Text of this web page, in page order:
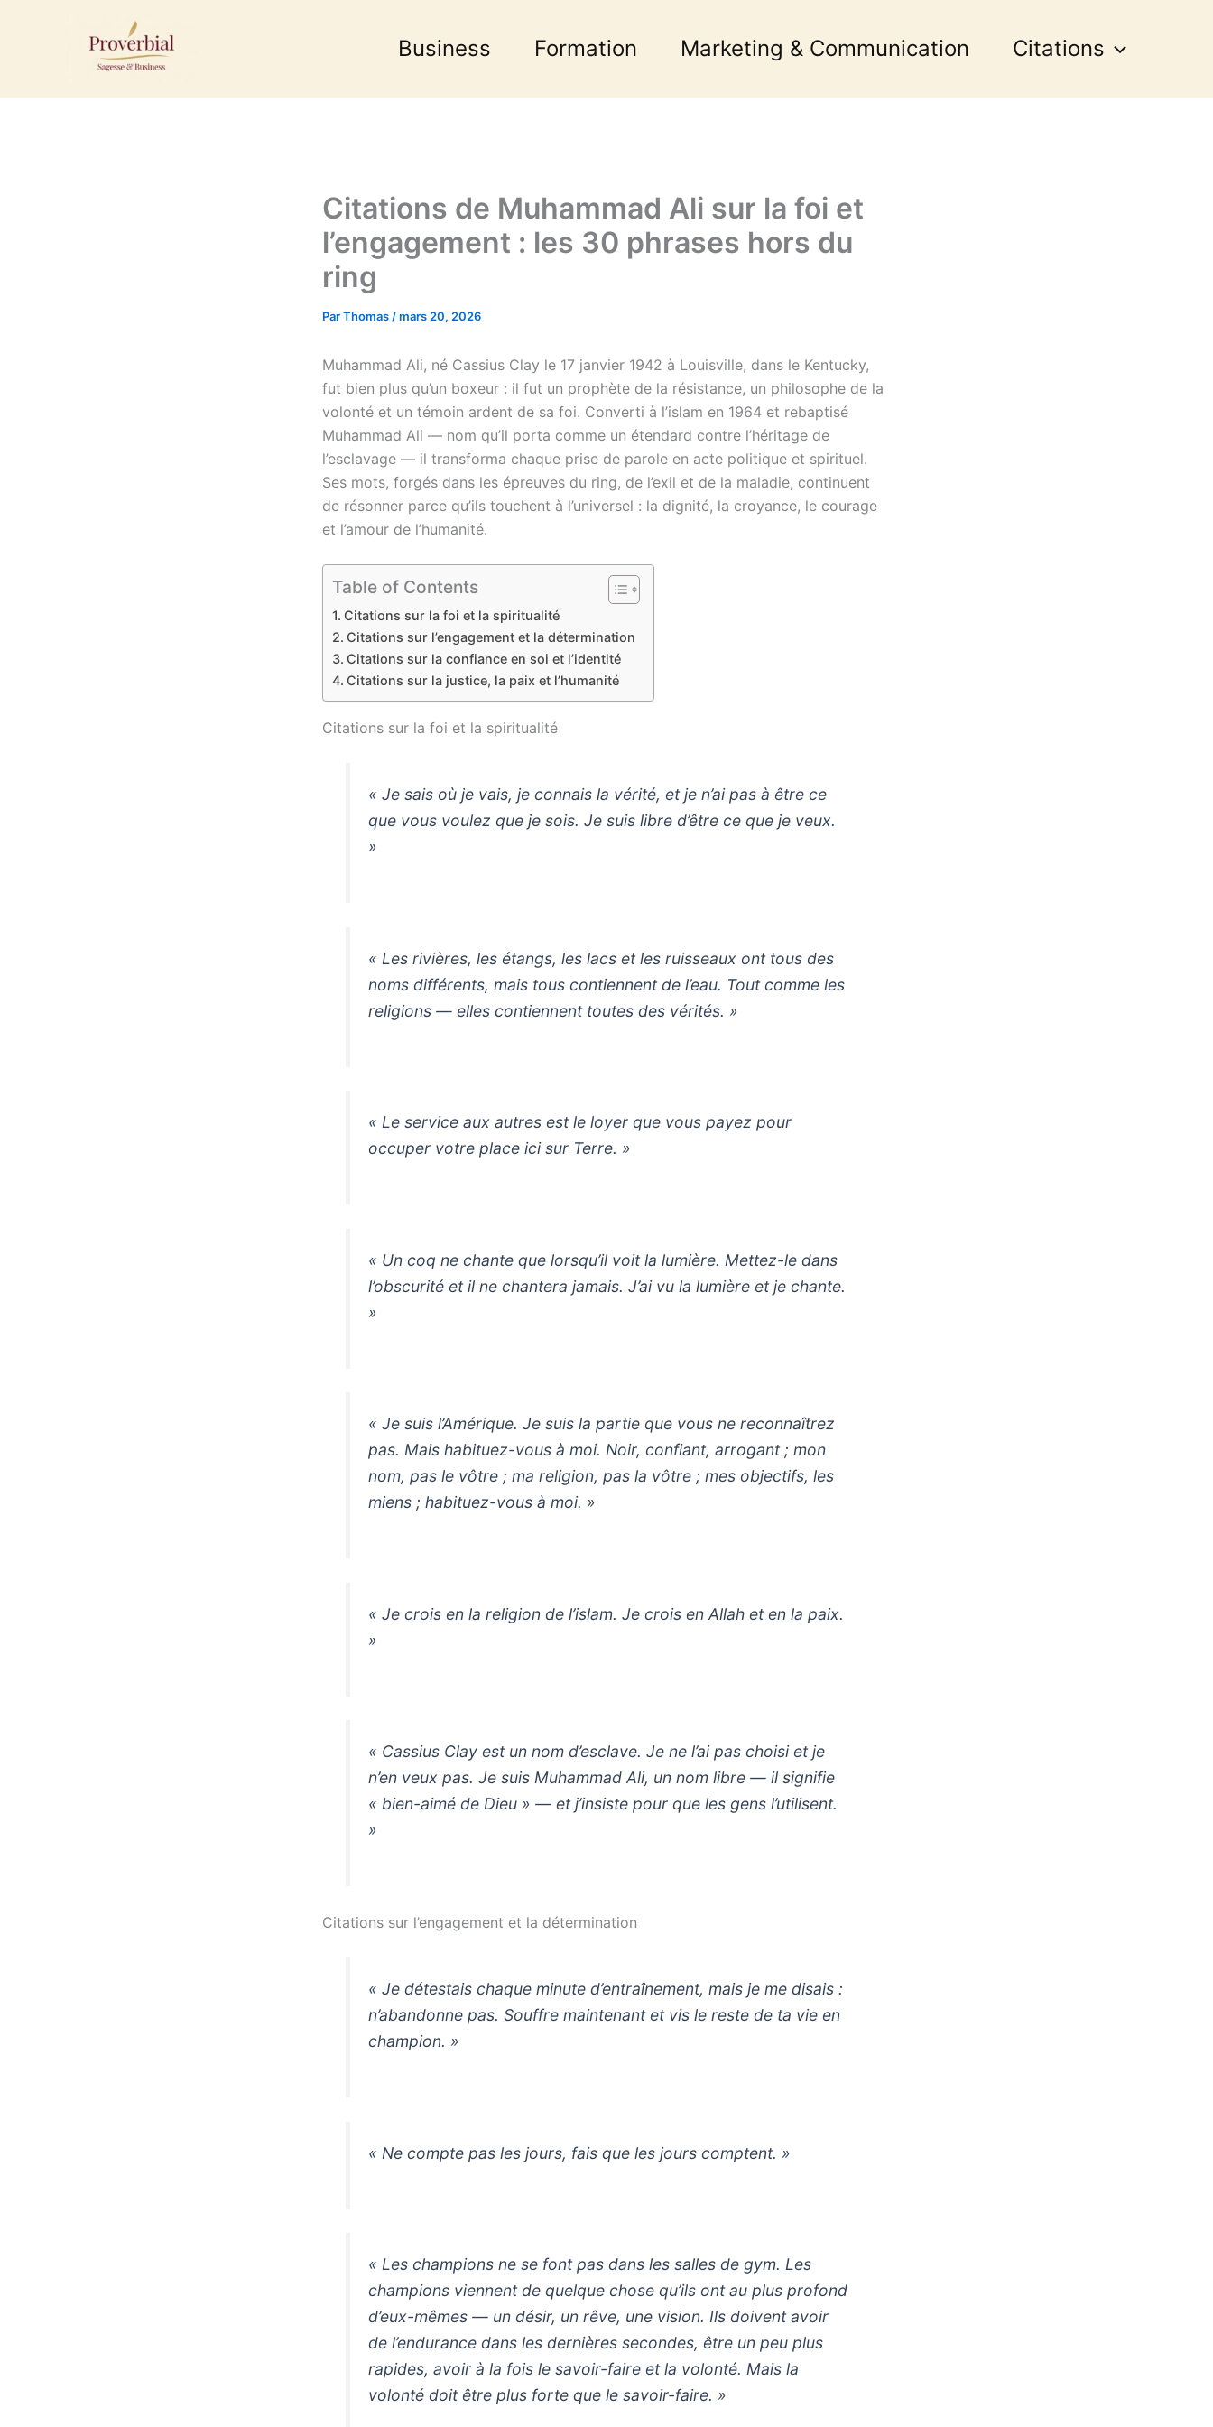
Business Formation Marketing & Communication Citations
Citations de Muhammad Ali sur la foi et
l’engagement : les 30 phrases hors du
ring
ParThomas /mars 20, 2026
Muhammad Ali, né Cassius Clay le 17 janvier 1942 à Louisville, dans le Kentucky,
fut bien plus qu’un boxeur : il fut un prophète de la résistance, un philosophe de la
volonté et un témoin ardent de sa foi. Converti à l’islam en 1964 et rebaptisé
Muhammad Ali — nom qu’il porta comme un étendard contre l’héritage de
l’esclavage — il transforma chaque prise de parole en acte politique et spirituel.
Ses mots, forgés dans les épreuves du ring, de l’exil et de la maladie, continuent
de résonner parce qu’ils touchent à l’universel : la dignité, la croyance, le courage
et l’amour de l’humanité.
Table of Contents
Citations sur la foi et la spiritualité
Citations sur l’engagement et la détermination
Citations sur la confiance en soi et l’identité
Citations sur la justice, la paix et l’humanité
Citations sur la foi et la spiritualité
« Je sais où je vais, je connais la vérité, et je n’ai pas à être ce
que vous voulez que je sois. Je suis libre d’être ce que je veux.
»
« Les rivières, les étangs, les lacs et les ruisseaux ont tous des
noms différents, mais tous contiennent de l’eau. Tout comme les
religions — elles contiennent toutes des vérités. »
« Le service aux autres est le loyer que vous payez pour
occuper votre place ici sur Terre. »
« Un coq ne chante que lorsqu’il voit la lumière. Mettez-le dans
l’obscurité et il ne chantera jamais. J’ai vu la lumière et je chante.
»
« Je suis l’Amérique. Je suis la partie que vous ne reconnaîtrez
pas. Mais habituez-vous à moi. Noir, confiant, arrogant ; mon
nom, pas le vôtre ; ma religion, pas la vôtre ; mes objectifs, les
miens ; habituez-vous à moi. »
« Je crois en la religion de l’islam. Je crois en Allah et en la paix.
»
« Cassius Clay est un nom d’esclave. Je ne l’ai pas choisi et je
n’en veux pas. Je suis Muhammad Ali, un nom libre — il signifie
« bien-aimé de Dieu » — et j’insiste pour que les gens l’utilisent.
»
Citations sur l’engagement et la détermination
« Je détestais chaque minute d’entraînement, mais je me disais :
n’abandonne pas. Souffre maintenant et vis le reste de ta vie en
champion. »
« Ne compte pas les jours, fais que les jours comptent. »
« Les champions ne se font pas dans les salles de gym. Les
champions viennent de quelque chose qu’ils ont au plus profond
d’eux-mêmes — un désir, un rêve, une vision. Ils doivent avoir
de l’endurance dans les dernières secondes, être un peu plus
rapides, avoir à la fois le savoir-faire et la volonté. Mais la
volonté doit être plus forte que le savoir-faire. »